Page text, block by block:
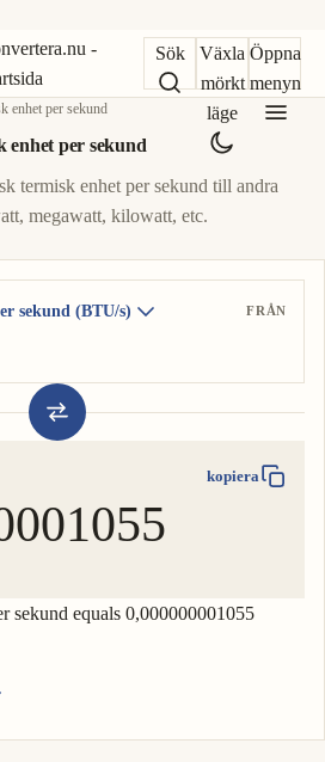
-
Sök
Växla
mörkt
läge
Öppna
menyn
enhet per sekund
per sekund
termisk enhet per sekund till andra
megawatt, kilowatt, etc.
sekund (BTU/s) FRÅN
kopiera
sekund equals 0,000000001055